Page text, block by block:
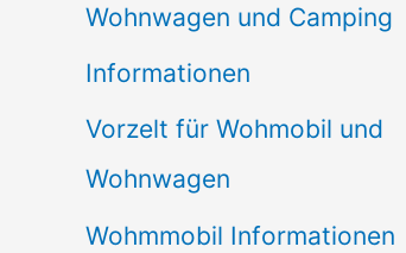
Wohnwagen und Camping
Informationen
Vorzelt für Wohmobil und
Wohnwagen
Wohmmobil Informationen